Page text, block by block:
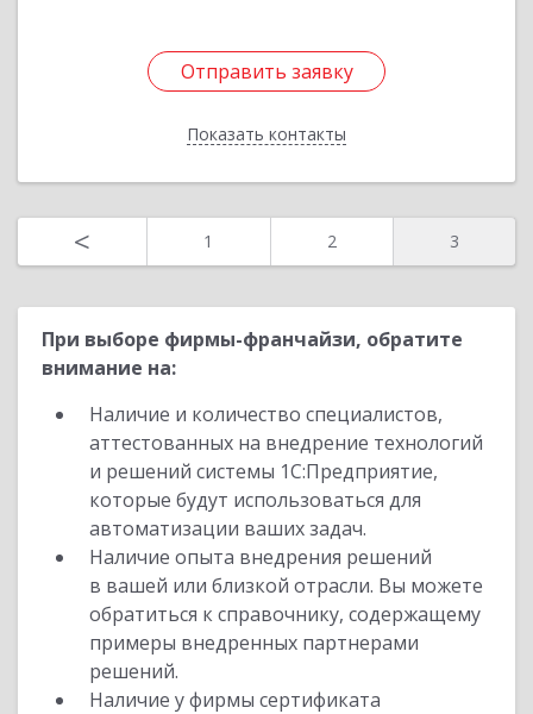
Отправить заявку
Показать контакты
Отправить заявку
Назад
< 1 2 3
При выборе фирмы-франчайзи, обратите
внимание на:
Наличие и количество специалистов,
аттестованных на внедрение технологий
и решений системы 1С:Предприятие,
которые будут использоваться для
автоматизации ваших задач.
Наличие опыта внедрения решений
в вашей или близкой отрасли. Вы можете
обратиться к справочнику, содержащему
примеры внедренных партнерами
решений.
Наличие у фирмы сертификата